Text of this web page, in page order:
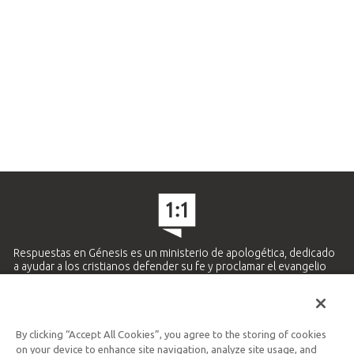
Respuestas en Génesis es un ministerio de apologética, dedicado
a ayudar a los cristianos defender su fe y proclamar el evangelio
Ministerio Hispano y Latinoamericano
By clicking “Accept All Cookies”, you agree to the storing of cookies
on your device to enhance site navigation, analyze site usage, and